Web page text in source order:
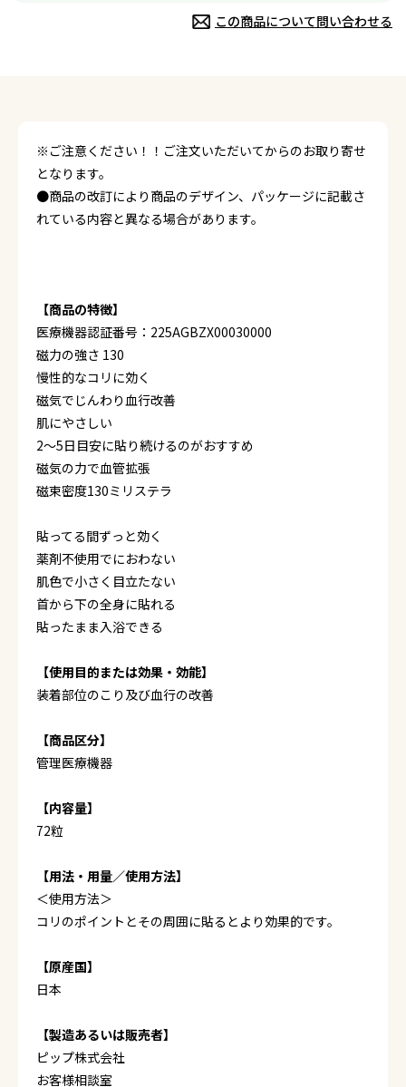
この商品について問い合わせる
※ご注意ください！！ご注文いただいてからのお取り寄せ
となります。
●商品の改訂により商品のデザイン、パッケージに記載さ
れている内容と異なる場合があります。
【商品の特徴】
医療機器認証番号：225AGBZX00030000
磁力の強さ 130
慢性的なコリに効く
磁気でじんわり血行改善
肌にやさしい
2～5日目安に貼り続けるのがおすすめ
磁気の力で血管拡張
磁束密度130ミリステラ
貼ってる間ずっと効く
薬剤不使用でにおわない
肌色で小さく目立たない
首から下の全身に貼れる
貼ったまま入浴できる
【使用目的または効果・効能】
装着部位のこり及び血行の改善
【商品区分】
管理医療機器
【内容量】
72粒
【用法・用量／使用方法】
＜使用方法＞
コリのポイントとその周囲に貼るとより効果的です。
【原産国】
日本
【製造あるいは販売者】
ピップ株式会社
お客様相談室